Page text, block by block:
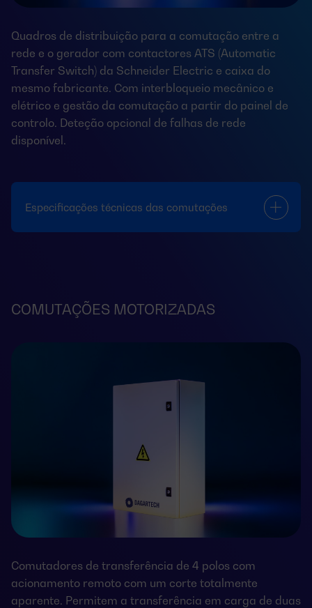
Quadros de distribuição para a comutação entre a
rede e o gerador com contactores ATS (Automatic
Transfer Switch) da Schneider Electric e caixa do
mesmo fabricante. Com interbloqueio mecânico e
elétrico e gestão da comutação a partir do painel de
controlo. Deteção opcional de falhas de rede
disponível.
Especificações técnicas das comutações
COMUTAÇÕES MOTORIZADAS
Comutadores de transferência de 4 polos com
acionamento remoto com um corte totalmente
aparente. Permitem a transferência em carga de duas